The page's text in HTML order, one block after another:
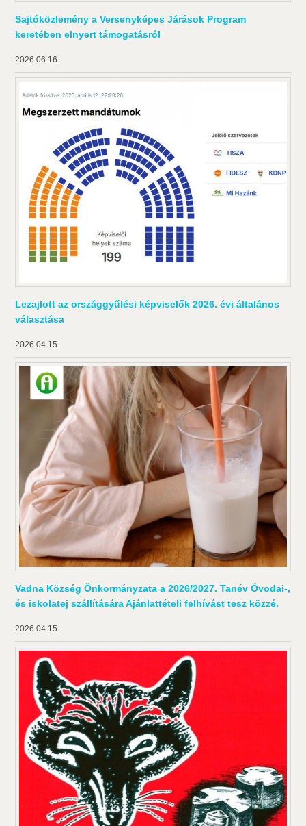
Sajtóközlemény a Versenyképes Járások Program
keretében elnyert támogatásról
2026.06.16.
Lezajlott az országgyűlési képviselők 2026. évi általános
választása
2026.04.15.
Vadna Község Önkormányzata a 2026/2027. Tanév Óvodai-,
és iskolatej szállítására Ajánlattételi felhívást tesz közzé.
2026.04.15.